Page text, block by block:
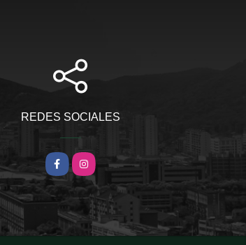
REDES SOCIALES
FacebookInstagram